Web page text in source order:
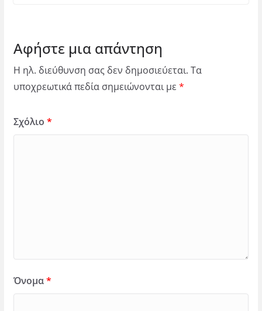
Αφήστε μια απάντηση
Η ηλ. διεύθυνση σας δεν δημοσιεύεται. Τα
υποχρεωτικά πεδία σημειώνονται με *
Σχόλιο *
Όνομα*